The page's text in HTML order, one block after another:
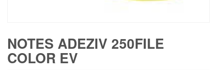
NOTES ADEZIV 250FILE
COLOR EV